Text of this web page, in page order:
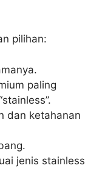
pilihan:
paling
dan ketahanan
jenis stainless